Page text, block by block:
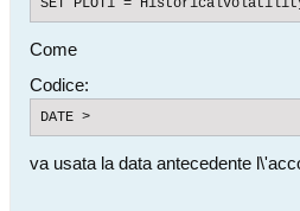
SET PLOT1 =
Come
Codice:
DATE >
va usata la data antecedente